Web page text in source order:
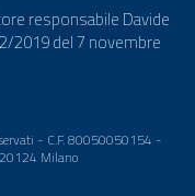
responsabile Davide
2019 del 7 novembre
- C.F. 80050050154 -
Milano